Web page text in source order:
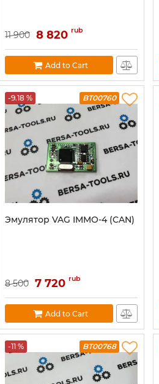
11 900 8 820 rub
Add to Cart
-9.18 % BT00760
Эмулятор VAG IMMO-4 (CAN)
8 500 7 720 rub
Add to Cart
-11 % BT00768